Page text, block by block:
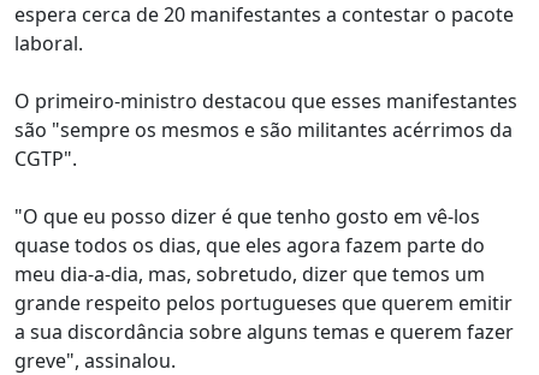
espera cerca de 20 manifestantes a contestar o pacote
laboral.
O primeiro-ministro destacou que esses manifestantes
são "sempre os mesmos e são militantes acérrimos da
CGTP".
"O que eu posso dizer é que tenho gosto em vê-los
quase todos os dias, que eles agora fazem parte do
meu dia-a-dia, mas, sobretudo, dizer que temos um
grande respeito pelos portugueses que querem emitir
a sua discordância sobre alguns temas e querem fazer
greve", assinalou.